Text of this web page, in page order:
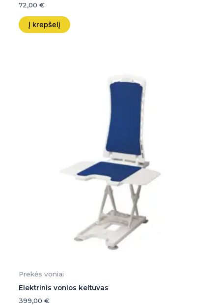
72,00 €
Į krepšelį
Prekės voniai
Elektrinis vonios keltuvas
399,00 €